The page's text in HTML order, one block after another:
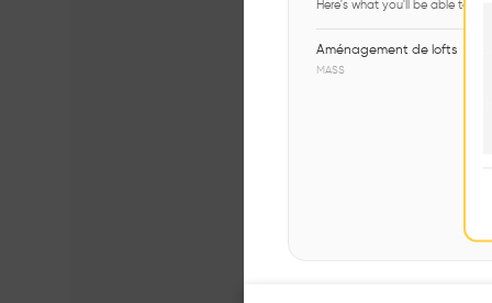
Here's what you'll be able to
Aménagement de lofts
MASS